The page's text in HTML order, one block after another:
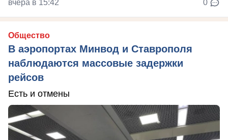
вчера в 15:42 0
Общество
В аэропортах Минвод и Ставрополя
наблюдаются массовые задержки
рейсов
Есть и отмены